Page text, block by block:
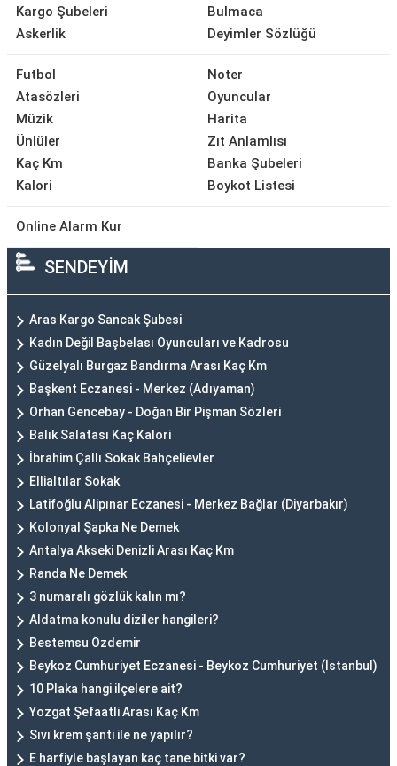
Kargo Şubeleri
Askerlik
Bulmaca
Deyimler Sözlüğü
Futbol
Atasözleri
Müzik
Ünlüler
Kaç Km
Kalori
Noter
Oyuncular
Harita
Zıt Anlamlısı
Banka Şubeleri
Boykot Listesi
Online Alarm Kur
SENDEYİM
Aras Kargo Sancak Şubesi
Kadın Değil Başbelası Oyuncuları ve Kadrosu
Güzelyalı Burgaz Bandırma Arası Kaç Km
Başkent Eczanesi - Merkez (Adıyaman)
Orhan Gencebay - Doğan Bir Pişman Sözleri
Balık Salatası Kaç Kalori
İbrahim Çallı Sokak Bahçelievler
Ellialtılar Sokak
Latifoğlu Alipınar Eczanesi - Merkez Bağlar (Diyarbakır)
Kolonyal Şapka Ne Demek
Antalya Akseki Denizli Arası Kaç Km
Randa Ne Demek
3 numaralı gözlük kalın mı?
Aldatma konulu diziler hangileri?
Bestemsu Özdemir
Beykoz Cumhuriyet Eczanesi - Beykoz Cumhuriyet (İstanbul)
10 Plaka hangi ilçelere ait?
Yozgat Şefaatli Arası Kaç Km
Sıvı krem şanti ile ne yapılır?
E harfiyle başlayan kaç tane bitki var?